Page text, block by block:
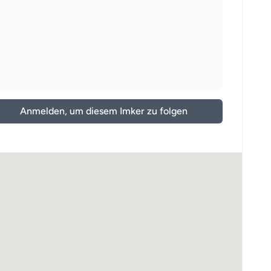
Anmelden, um diesem Imker zu folgen